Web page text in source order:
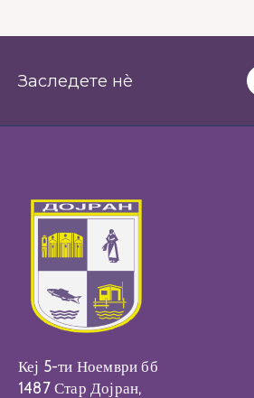
Заследете нè
Кеј 5-ти Ноември бб
1487 Стар Дојран,